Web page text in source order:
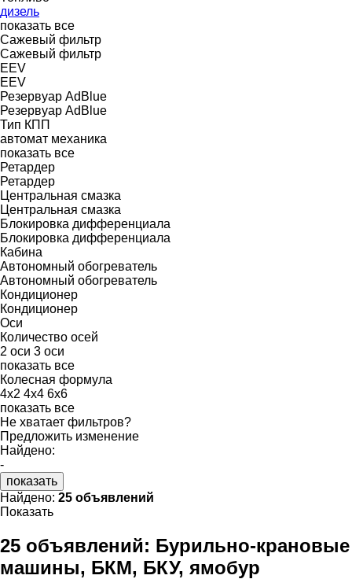
дизель
показать все
Сажевый фильтр
Сажевый фильтр
EEV
EEV
Резервуар AdBlue
Резервуар AdBlue
Тип КПП
автомат механика
показать все
Ретардер
Ретардер
Центральная смазка
Центральная смазка
Блокировка дифференциала
Блокировка дифференциала
Кабина
Автономный обогреватель
Автономный обогреватель
Кондиционер
Кондиционер
Оси
Количество осей
2 оси 3 оси
показать все
Колесная формула
4x2 4x4 6x6
показать все
Не хватает фильтров?
Предложить изменение
Найдено:
-
показать
Найдено: 25 объявлений
Показать
25 объявлений: Бурильно-крановые
машины, БКМ, БКУ, ямобур